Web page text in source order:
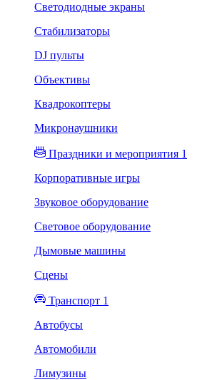
Светодиодные экраны
Стабилизаторы
DJ пульты
Объективы
Квадрокоптеры
Микронаушники
Праздники и мероприятия 1
Корпоративные игры
Звуковое оборудование
Световое оборудование
Дымовые машины
Сцены
Транспорт 1
Автобусы
Автомобили
Лимузины